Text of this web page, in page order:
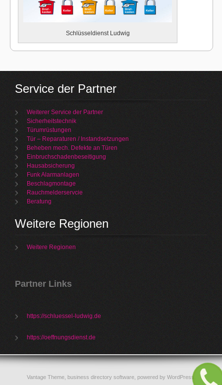
Schlüsseldienst Ludwig
Service der Partner
Weiterer Service der Partner
Sicherheitstechnik
Türumrüstungen
Tür – Reparaturen / Instandsetzungen
Beheben mech. Defekte an Türen
Einbruchschadenbeseitigung
Hausabsicherung
Funk Alarmanlagen
Beschlagmontage
Rauchmelderservcie
Beratung
Weitere Regionen
Weitere Regionen
Partner Links
https://schluessel-ludwig.de
https://oeffnungsdienst.de
Vantage Theme, business directory software, powered by WordPress